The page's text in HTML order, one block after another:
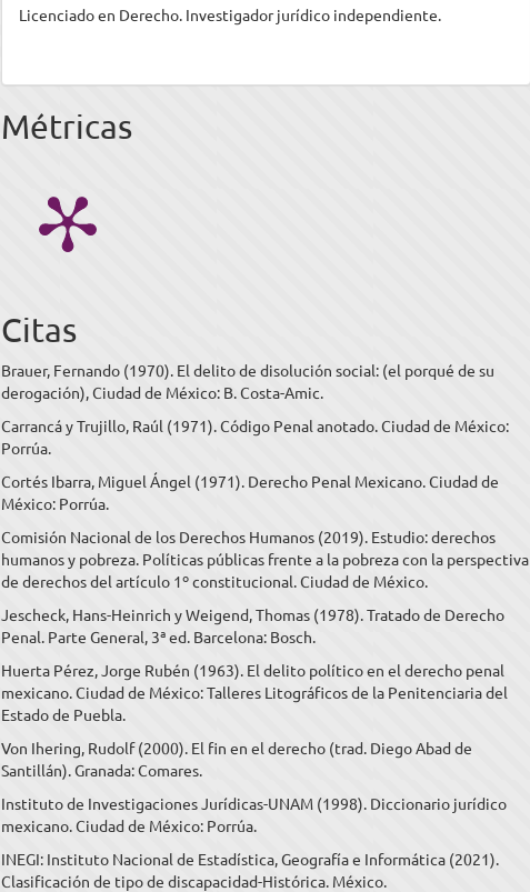
Licenciado en Derecho. Investigador jurídico independiente.
Métricas
Citas
Brauer, Fernando (1970). El delito de disolución social: (el porqué de su
derogación), Ciudad de México: B. Costa-Amic.
Carrancá y Trujillo, Raúl (1971). Código Penal anotado. Ciudad de México:
Porrúa.
Cortés Ibarra, Miguel Ángel (1971). Derecho Penal Mexicano. Ciudad de
México: Porrúa.
Comisión Nacional de los Derechos Humanos (2019). Estudio: derechos
humanos y pobreza. Políticas públicas frente a la pobreza con la perspectiva
de derechos del artículo 1º constitucional. Ciudad de México.
Jescheck, Hans-Heinrich y Weigend, Thomas (1978). Tratado de Derecho
Penal. Parte General, 3ª ed. Barcelona: Bosch.
Huerta Pérez, Jorge Rubén (1963). El delito político en el derecho penal
mexicano. Ciudad de México: Talleres Litográficos de la Penitenciaria del
Estado de Puebla.
Von Ihering, Rudolf (2000). El fin en el derecho (trad. Diego Abad de
Santillán). Granada: Comares.
Instituto de Investigaciones Jurídicas-UNAM (1998). Diccionario jurídico
mexicano. Ciudad de México: Porrúa.
INEGI: Instituto Nacional de Estadística, Geografía e Informática (2021).
Clasificación de tipo de discapacidad-Histórica. México.